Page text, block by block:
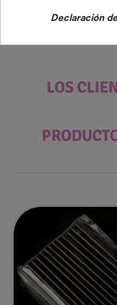
LOS
Declaración